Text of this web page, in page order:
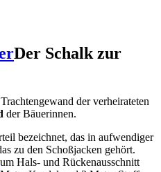
Der Schalk zur
der verheirateten
der Bäuerinnen.
bezeichnet, das in aufwendiger
zu den Schoßjacken gehört.
Hals- und Rückenausschnitt